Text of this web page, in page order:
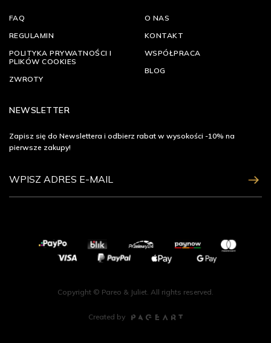
FAQ
REGULAMIN
POLITYKA PRYWATNOŚCI I
PLIKÓW COOKIES
ZWROTY
O NAS
KONTAKT
WSPÓŁPRACA
BLOG
NEWSLETTER
Zapisz się do Newslettera i odbierz rabat w wysokości -10% na
pierwsze zakupy!
Copyright © Pareo & Juliet. All rights reserved.
Created by